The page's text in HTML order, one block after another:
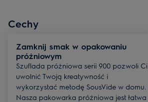
Cechy
Zamknij smak w opakowaniu
próżniowym
Szuflada próżniowa serii 900 pozwoli Ci
uwolnić Twoją kreatywność i
wykorzystać metodę SousVide w domu.
Nasza pakowarka próżniowa jest łatwa